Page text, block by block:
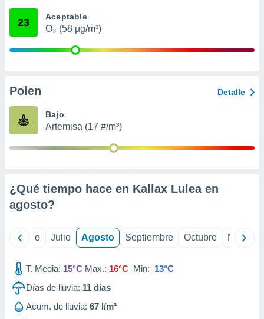
mediante
publicidad
de
23 Aceptable
O₃ (58 µg/m³)
Polen Detalle
Bajo
Artemisa (17 #/m³)
¿Qué tiempo hace en Kallax Lulea en
agosto?
Junio Julio Agosto Septiembre Octubre
T. Media: 15°C Max.: 16°C Min: 13°C
Días de lluvia: 11 días
Acum. de lluvia: 67 l/m²